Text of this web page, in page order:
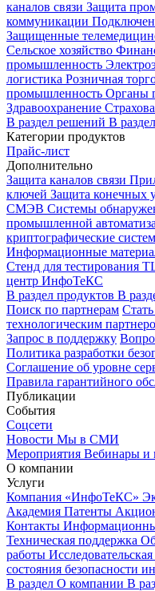
каналов связи Защита
коммуникации
Защищенные
Сельское хозяйство
промышленность
логистика Розничная
промышленность Органы
Здравоохранение
В раздел решений В
Категории продуктов
Прайс-лист
Дополнительно
Защита каналов связи
ключей Защита конечных
СМЭВ Системы
промышленной
криптографические
Информационные
Стенд для тестирования
центр ИнфоТеКС
В раздел продуктов В
Поиск по партнерам
технологическим
Запрос в поддержку
Политика разработки
Соглашение об уровне
Правила гарантийного
Публикации
События
Соцсети
Новости Мы в СМИ
Мероприятия Вебинары и
О компании
Услуги
Компания «ИнфоТеКС»
Академия Патенты
Контакты
Техническая поддержка
работы
состояния безопасности
В раздел О компании В